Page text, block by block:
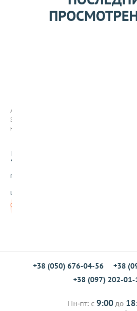
ы
п
к
л
я
а
к
и
Арт:
372002
Нет в наличии
5
грн/
шт
+38 (050) 676-04-56
+38
+38 (097) 202-01-
Пн-пт: с 9:00до